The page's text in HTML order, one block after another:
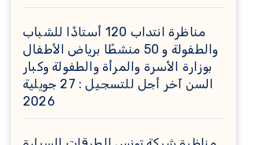
مناظرة انتداب 120 أستاذًا للشباب
والطفولة و 50 منشطًا برياض الأطفال
بوزارة الأسرة والمرأة والطفولة وكبار
السن آخر أجل للتسجيل : 27 جويلية
2026